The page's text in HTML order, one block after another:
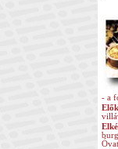
- a